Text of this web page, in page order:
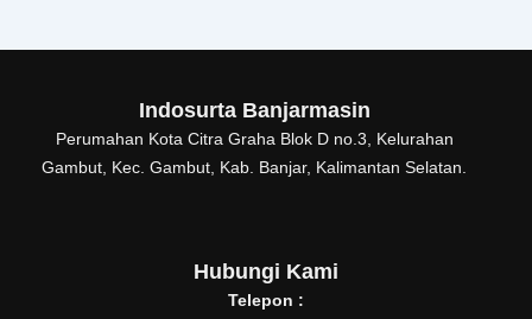
Indosurta Banjarmasin
Perumahan Kota Citra Graha Blok D no.3, Kelurahan
Gambut, Kec. Gambut, Kab. Banjar, Kalimantan Selatan.
Hubungi Kami
Telepon :